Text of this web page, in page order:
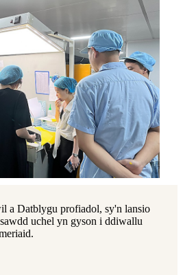
a Datblygu profiadol, sy'n lansio
uchel yn gyson i ddiwallu